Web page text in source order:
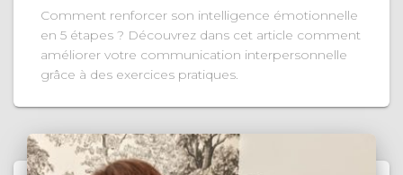
Comment renforcer son intelligence émotionnelle
en 5 étapes ? Découvrez dans cet article comment
améliorer votre communication interpersonnelle
grâce à des exercices pratiques.